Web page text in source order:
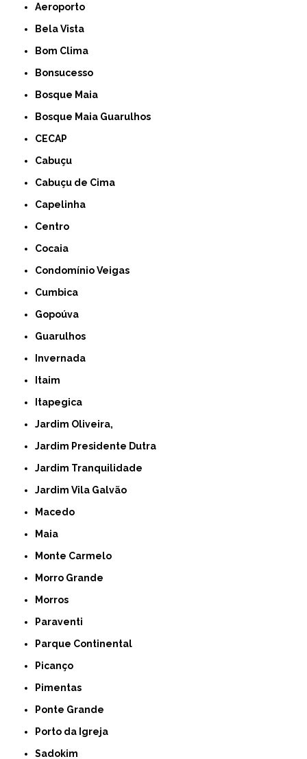
Aeroporto
Bela Vista
Bom Clima
Bonsucesso
Bosque Maia
Bosque Maia Guarulhos
CECAP
Cabuçu
Cabuçu de Cima
Capelinha
Centro
Cocaia
Condomínio Veigas
Cumbica
Gopoúva
Guarulhos
Invernada
Itaim
Itapegica
Jardim Oliveira,
Jardim Presidente Dutra
Jardim Tranquilidade
Jardim Vila Galvão
Macedo
Maia
Monte Carmelo
Morro Grande
Morros
Paraventi
Parque Continental
Picanço
Pimentas
Ponte Grande
Porto da Igreja
Sadokim